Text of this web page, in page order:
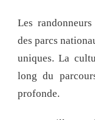
Les
des parcs
uniques. La
long du
profonde.